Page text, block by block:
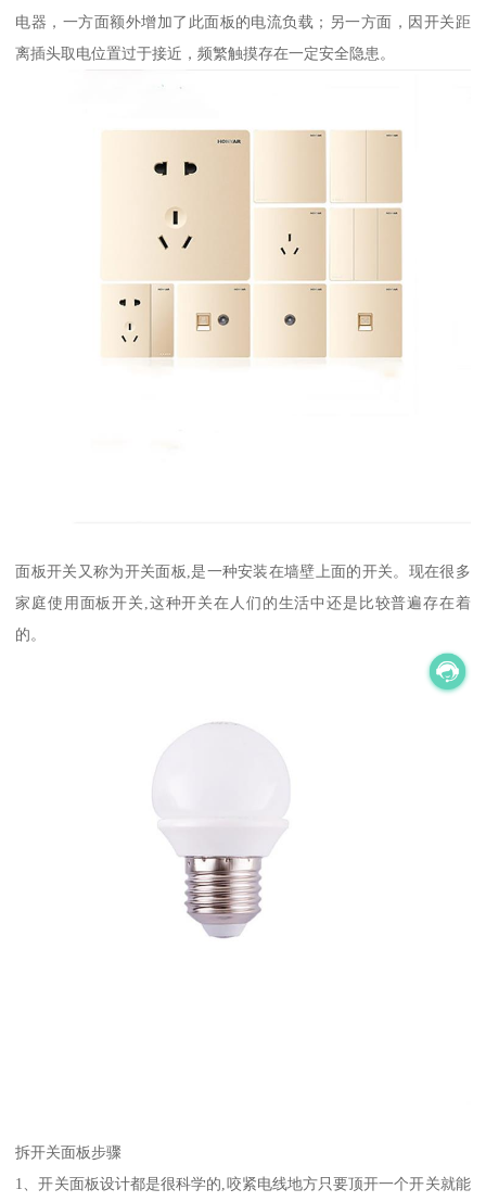
电器，一方面额外增加了此面板的电流负载；另一方面，因开关距
离插头取电位置过于接近，频繁触摸存在一定安全隐患。
面板开关又称为开关面板,是一种安装在墙壁上面的开关。现在很多
家庭使用面板开关,这种开关在人们的生活中还是比较普遍存在着
的。
拆开关面板步骤
1、开关面板设计都是很科学的,咬紧电线地方只要顶开一个开关就能